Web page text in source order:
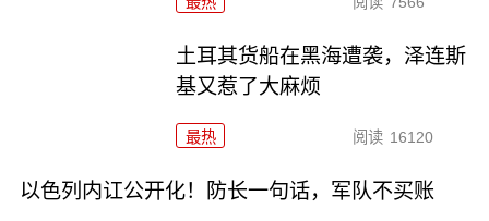
土耳其货船在黑海遭袭，泽连斯
基又惹了大麻烦
最热 阅读 16120
以色列内讧公开化！防长一句话，军队不买账